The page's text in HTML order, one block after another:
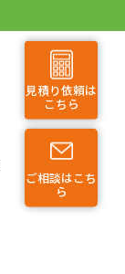
見積り依頼は
こちら
ご相談はこち
ら